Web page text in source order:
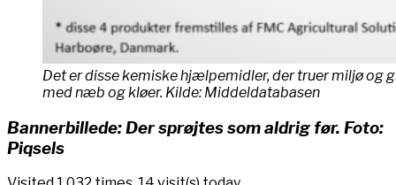
Det er disse kemiske hjælpemidler, der truer miljø og
med næb og kløer. Kilde: Middeldatabasen
Bannerbillede: Der sprøjtes som aldrig før. Foto:
Piqsels